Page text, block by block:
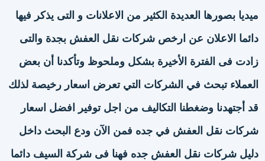
ميديا بصورها العديدة الكثير من الاعلانات و التى يذكر فيها
دائما الاعلان عن ارخص شركات نقل العفش بجدة والتى
زادت فى الفترة الأخيرة بشكل وملحوظ وتأكدنا أن بعض
العملاء تبحث في الشركات التي تعرض اسعار رخيصة لذلك
قد أجتهدنا وضغطنا التكاليف من اجل توفير افضل اسعار
شركات نقل العفش في جده فمن الآن ودع البحث داخل
دليل شركات نقل العفش جده فهنا فى شركة السيف دائما